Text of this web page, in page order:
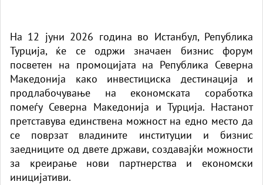
На 12 јуни 2026 година во Истанбул, Република
Турција, ќе се одржи значаен бизнис форум
посветен на промоцијата на Република Северна
Македонија како инвестициска дестинација и
продлабочување на економската соработка
помеѓу Северна Македонија и Турција. Настанот
претставува единствена можност на едно место да
се поврзат владините институции и бизнис
заедниците од двете држави, создавајќи можности
за креирање нови партнерства и економски
иницијативи.